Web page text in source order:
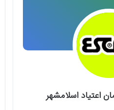
اعتیاد اسلامشهر